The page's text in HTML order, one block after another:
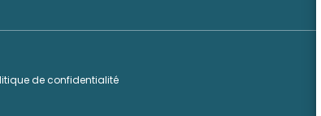
de confidentialité